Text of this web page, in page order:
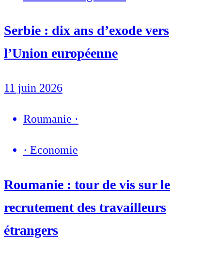
Serbie : dix ans d’exode vers
l’Union européenne
11 juin 2026
Roumanie ·
· Economie
Roumanie : tour de vis sur le
recrutement des travailleurs
étrangers